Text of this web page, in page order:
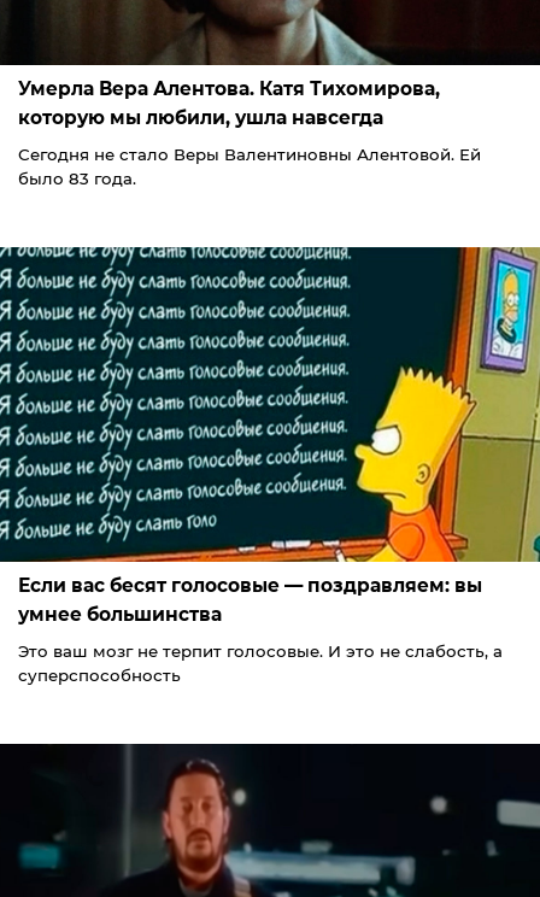
Умерла Вера Алентова. Катя Тихомирова,
которую мы любили, ушла навсегда
Сегодня не стало Веры Валентиновны Алентовой. Ей
было 83 года.
Если вас бесят голосовые — поздравляем: вы
умнее большинства
Это ваш мозг не терпит голосовые. И это не слабость, а
суперспособность